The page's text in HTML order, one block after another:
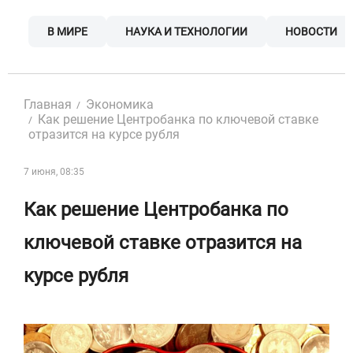
В МИРЕ НАУКА И ТЕХНОЛОГИИ НОВОСТИ
Главная
Экономика
Как решение Центробанка по ключевой ставке
отразится на курсе рубля
7 июня, 08:35
Как решение Центробанка по
ключевой ставке отразится на
курсе рубля